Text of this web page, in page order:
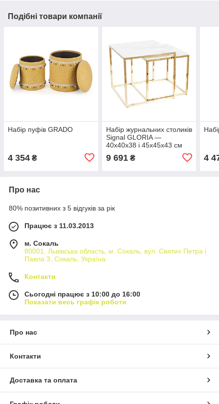
Подібні товари компанії
Набір пуфів GRADO
4 354 ₴
Набір журнальних столиків
Signal GLORIA —
40x40x38 і 45x45x43 см
9 691₴ 4
Про нас
80% позитивних з 5 відгуків за рік
Працює з 11.03.2013
м. Сокаль
80001, Львівська область, м. Сокаль, вул. Святих Петра і
Павла 3, Сокаль, Україна
Контакти
Сьогодні працює з 10:00 до 16:00
Показати весь графік роботи
Про нас
Контакти
Доставка та оплата